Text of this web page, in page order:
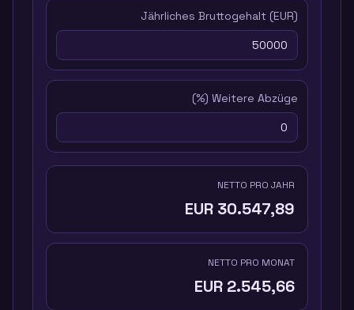
Jährliches Bruttogehalt (EUR)
Weitere Abzüge
(%)
NETTO PRO JAHR
30.547,89
EUR
NETTO PRO MONAT
2.545,66
EUR